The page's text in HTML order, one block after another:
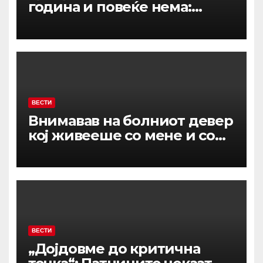
година и повеќе нема:
казна за нешто што кај нас
не се казнува
ВЕСТИ
Внимавав на болниот девер
кој живееше со мене и со
избрка од масата и ми рече:
„Слугите јадат по газдите“
ВЕСТИ
„Дојдовме до критична